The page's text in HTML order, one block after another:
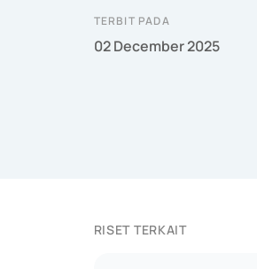
TERBIT PADA
02 December 2025
RISET TERKAIT